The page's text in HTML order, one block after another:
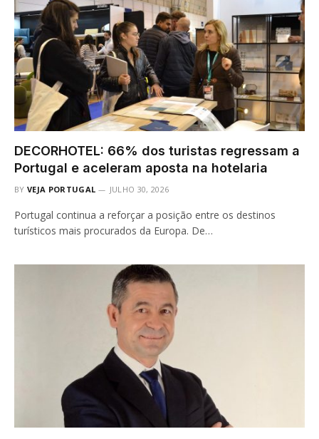
DECORHOTEL: 66% dos turistas regressam a
Portugal e aceleram aposta na hotelaria
BY VEJA PORTUGAL JULHO 30, 2026
Portugal continua a reforçar a posição entre os destinos
turísticos mais procurados da Europa. De…